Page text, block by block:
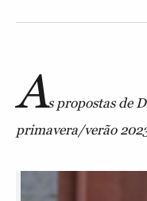
As propostas de
primavera/verão